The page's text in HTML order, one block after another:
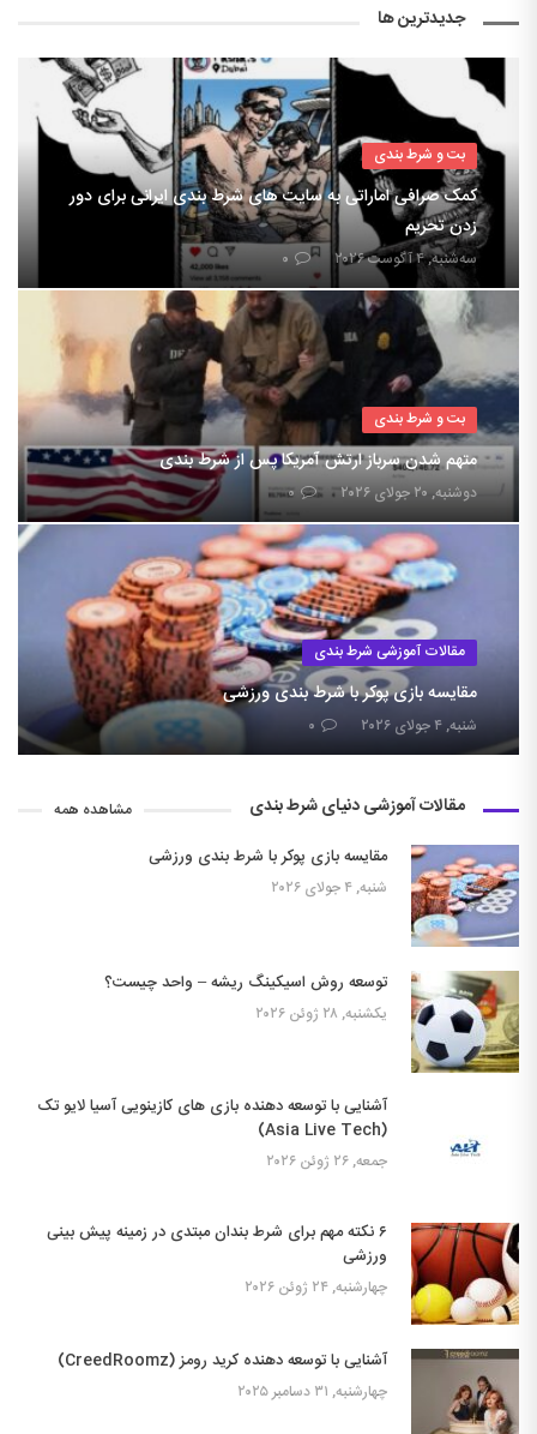
جدیدترین ها
بت و شرط بندی
کمک صرافی اماراتی به سایت های شرط بندی ایرانی برای دور
زدن تحریم
سه‌شنبه, ۴ آگوست ۲۰۲۶ ۰
بت و شرط بندی
متهم شدن سرباز ارتش آمریکا پس از شرط بندی
دوشنبه, ۲۰ جولای ۲۰۲۶ ۰
مقالات آموزشی شرط بندی
مقایسه بازی پوکر با شرط بندی ورزشی
شنبه, ۴ جولای ۲۰۲۶ ۰
مقالات آموزشی دنیای شرط بندی مشاهده همه
مقایسه بازی پوکر با شرط بندی ورزشی
شنبه, ۴ جولای ۲۰۲۶
توسعه روش اسیکینگ ریشه – واحد چیست؟
یکشنبه, ۲۸ ژوئن ۲۰۲۶
آشنایی با توسعه دهنده بازی های کازینویی آسیا لایو تک
(Asia Live Tech)
جمعه, ۲۶ ژوئن ۲۰۲۶
۶ نکته مهم برای شرط بندان مبتدی در زمینه پیش بینی
ورزشی
چهارشنبه, ۲۴ ژوئن ۲۰۲۶
آشنایی با توسعه دهنده کرید رومز (CreedRoomz)
چهارشنبه, ۳۱ دسامبر ۲۰۲۵